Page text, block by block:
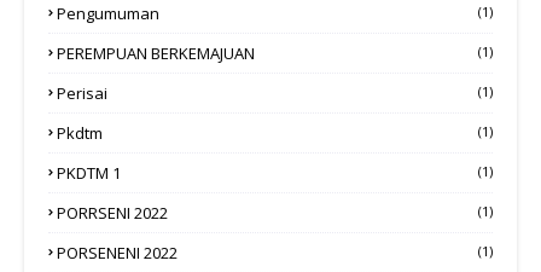
Pengumuman (1)
PEREMPUAN BERKEMAJUAN (1)
Perisai (1)
Pkdtm (1)
PKDTM 1 (1)
PORRSENI 2022 (1)
PORSENENI 2022 (1)